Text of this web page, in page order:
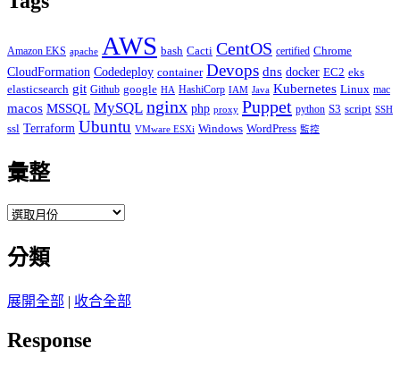
Amazon EKS apache AWS bash Cacti CentOS certified Chrome
CloudFormation Codedeploy container Devops dns docker EC2 eks
elasticsearch git Github google HA HashiCorp IAM Java Kubernetes Linux mac
macos MSSQL MySQL nginx php proxy Puppet python S3 script SSH
ssl Terraform Ubuntu VMware ESXi Windows WordPress 監控
彙整
彙
分類
展開全部 | 收合全部
Response